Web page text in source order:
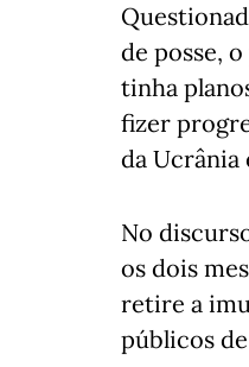
de posse,
tinha
fizer
da Ucrânia
No
os dois
retire a
públicos